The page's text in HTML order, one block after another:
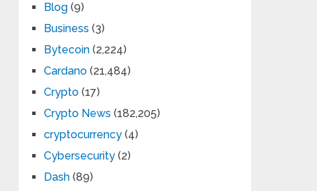
Blog (9)
Business (3)
Bytecoin (2,224)
Cardano (21,484)
Crypto (17)
Crypto News (182,205)
cryptocurrency (4)
Cybersecurity (2)
Dash (89)